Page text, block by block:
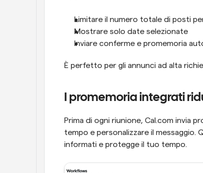
Limitare il numero totale di posti
Mostrare solo date selezionate
Inviare conferme e promemoria
È perfetto per gli annunci ad alta
I promemoria integrati
Prima di ogni riunione, Cal.com invia
tempo e personalizzare il messaggio.
informati e protegge il tuo tempo.